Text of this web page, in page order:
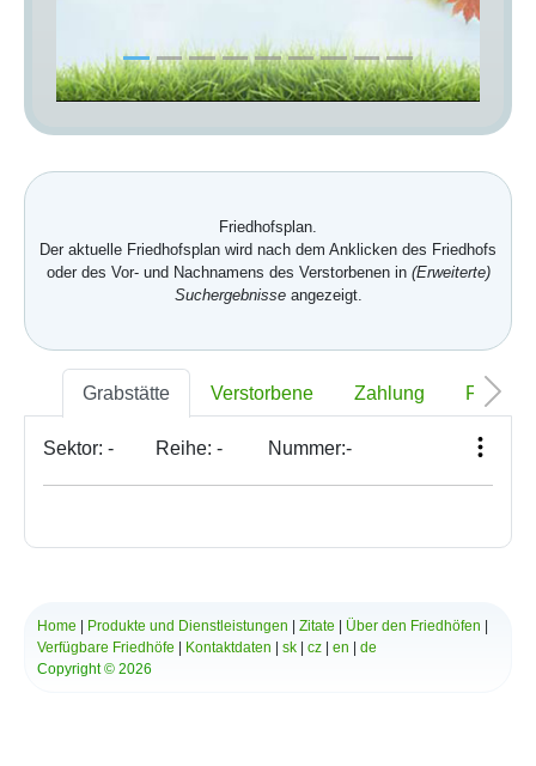
Friedhofsplan.
Der aktuelle Friedhofsplan wird nach dem Anklicken des Friedhofs
oder des Vor- und Nachnamens des Verstorbenen in (Erweiterte)
Suchergebnisseangezeigt.
Grabstätte Verstorbene Zahlung Foto
Sektor: - Reihe: - Nummer:-
Home Produkte und Dienstleistungen Zitate Über den Friedhöfen
Verfügbare Friedhöfe
Kontaktdaten sk cz en
de
Copyright © 2026